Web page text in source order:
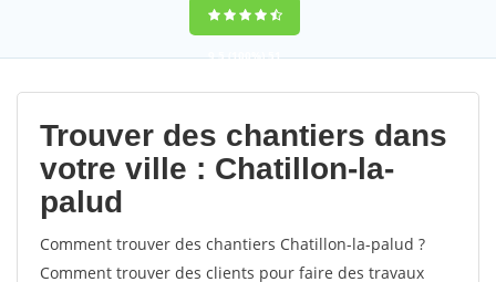
9,5(100%)51
votes
Trouver des chantiers dans
votre ville : Chatillon-la-
palud
Comment trouver des chantiers Chatillon-la-palud ?
Comment trouver des clients pour faire des travaux